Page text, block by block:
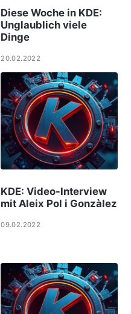
Diese Woche in KDE:
Unglaublich viele
Dinge
20.02.2022
KDE: Video-Interview
mit Aleix Pol i Gonzàlez
09.02.2022